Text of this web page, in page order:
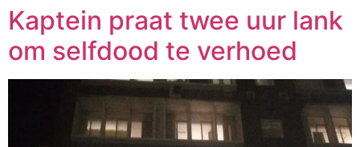
Kaptein praat twee uur lank
om selfdood te verhoed